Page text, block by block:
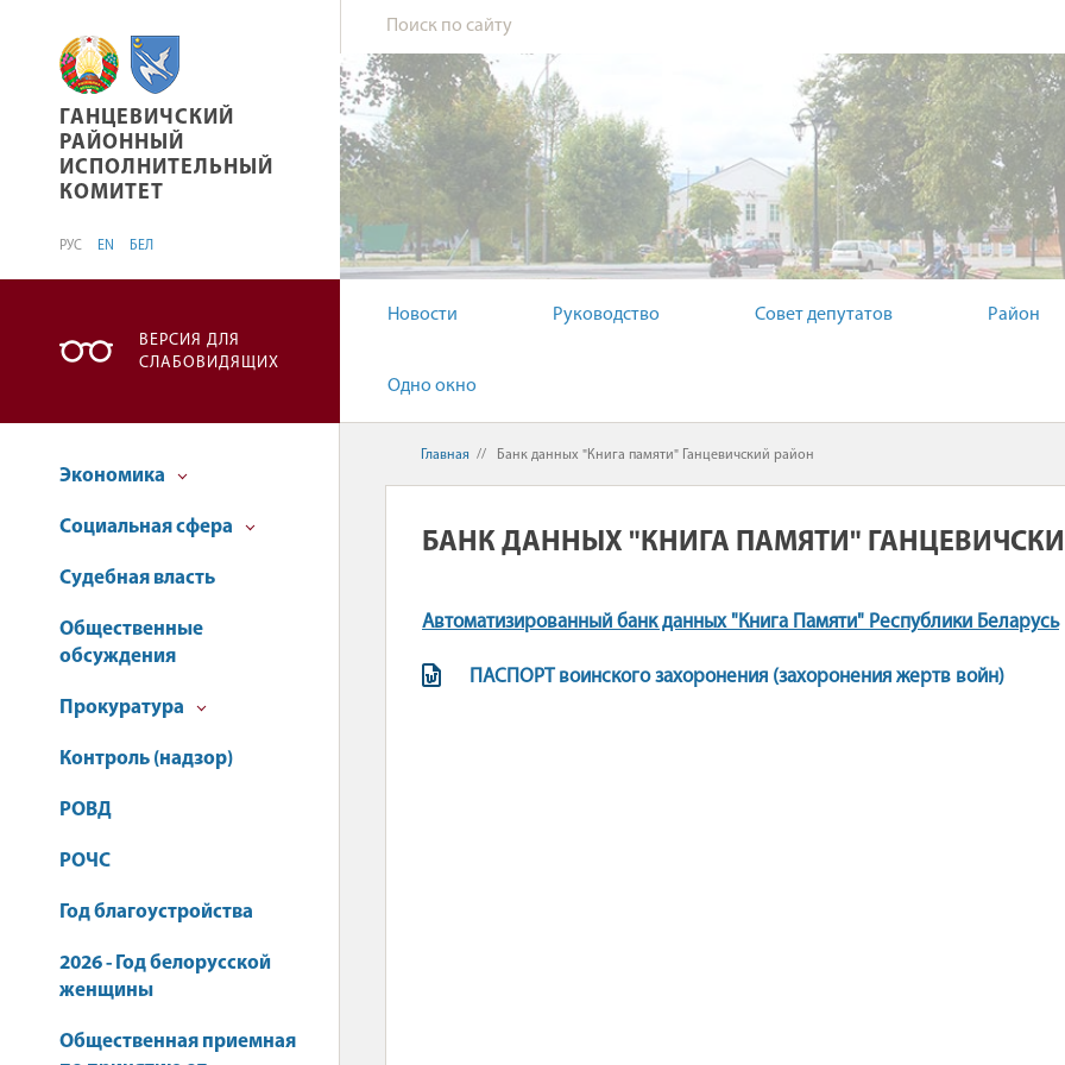
ГАНЦЕВИЧСКИЙ РАЙОННЫЙ ИСПОЛНИТЕЛЬНЫЙ КОМИТЕТ
ГАНЦЕВИЧСКИЙ
РАЙОННЫЙ
ИСПОЛНИТЕЛЬНЫЙ
КОМИТЕТ
РУС EN БЕЛ
ВЕРСИЯ ДЛЯ
СЛАБОВИДЯЩИХ
Новости Руководство Совет депутатов Район
Одно окно
Экономика
Социальная сфера
Судебная власть
Общественные
обсуждения
Прокуратура
Контроль (надзор)
РОВД
РОЧС
Год благоустройства
2026 - Год белорусской
женщины
Общественная приемная
Главная // Банк данных "Книга памяти" Ганцевичский район
БАНК ДАННЫХ "КНИГА ПАМЯТИ"
Автоматизированный банк данных "Книга Памяти" Республики Беларусь
ПАСПОРТ воинского захоронения (захоронения жертв войн)